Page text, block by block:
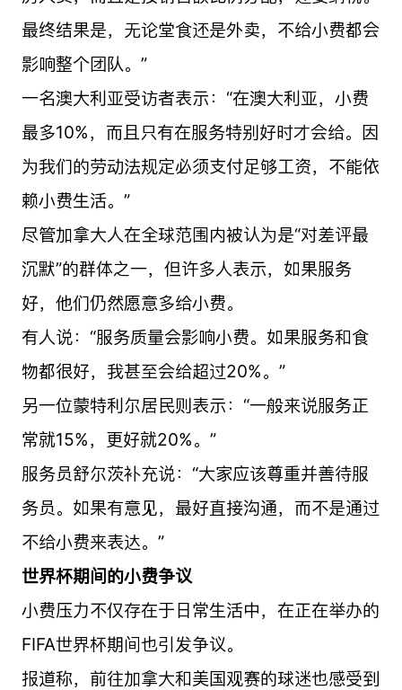
最终结果是，无论堂食还是外卖，不给小费都会
影响整个团队。”
一名澳大利亚受访者表示：“在澳大利亚，小费
最多10%，而且只有在服务特别好时才会给。因
为我们的劳动法规定必须支付足够工资，不能依
赖小费生活。”
尽管加拿大人在全球范围内被认为是“对差评最
沉默”的群体之一，但许多人表示，如果服务
好，他们仍然愿意多给小费。
有人说：“服务质量会影响小费。如果服务和食
物都很好，我甚至会给超过20%。”
另一位蒙特利尔居民则表示：“一般来说服务正
常就15%，更好就20%。”
服务员舒尔茨补充说：“大家应该尊重并善待服
务员。如果有意见，最好直接沟通，而不是通过
不给小费来表达。”
世界杯期间的小费争议
小费压力不仅存在于日常生活中，在正在举办的
FIFA世界杯期间也引发争议。
报道称，前往加拿大和美国观赛的球迷也感受到